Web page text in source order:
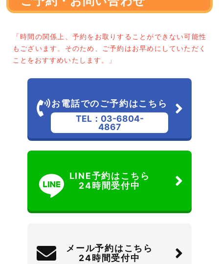
「時間の関係上、予約をお取りすることができない可能性
もございます。そのため、ご予約はお早めにしていただく
ことをおすすめいたします。」
お電話でのご予約はこちら
TEL：03-6804-
4867
LINE予約はこちら
24時間受付中
メール予約はこちら
24時間受付中